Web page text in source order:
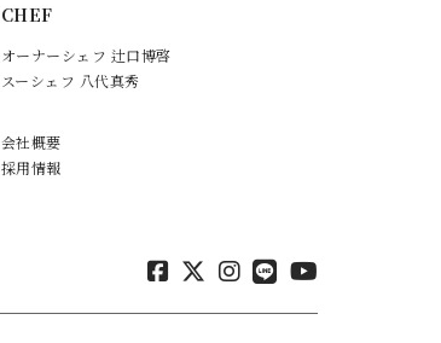
CHEF
オーナーシェフ 辻口博啓
スーシェフ 八代真秀
会社概要
採用情報